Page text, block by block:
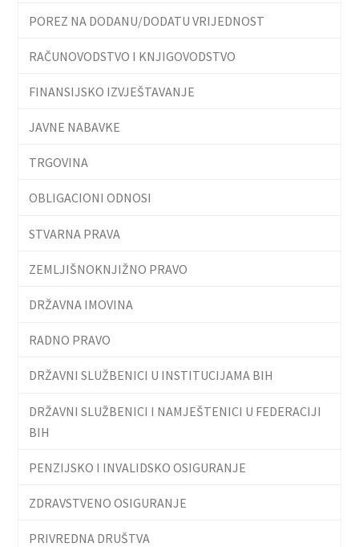
POREZ NA DODANU/DODATU VRIJEDNOST
RAČUNOVODSTVO I KNJIGOVODSTVO
FINANSIJSKO IZVJEŠTAVANJE
JAVNE NABAVKE
TRGOVINA
OBLIGACIONI ODNOSI
STVARNA PRAVA
ZEMLJIŠNOKNJIŽNO PRAVO
DRŽAVNA IMOVINA
RADNO PRAVO
DRŽAVNI SLUŽBENICI U INSTITUCIJAMA BIH
DRŽAVNI SLUŽBENICI I NAMJEŠTENICI U FEDERACIJI
BIH
PENZIJSKO I INVALIDSKO OSIGURANJE
ZDRAVSTVENO OSIGURANJE
PRIVREDNA DRUŠTVA